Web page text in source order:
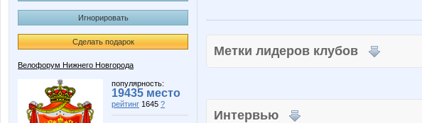
Игнорировать
Сделать подарок
Велофорум Нижнего Новгорода
популярность:
19435 место
рейтинг 1645 ?
Метки лидеров клубов
Интервью